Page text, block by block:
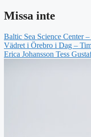
Missa inte
Baltic Sea Science Center
Vädret i Örebro i Dag –
Erica Johansson Tess